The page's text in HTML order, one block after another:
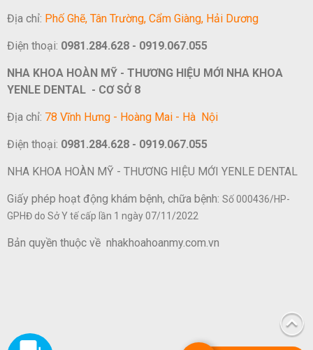
Địa chỉ: Phố Ghẽ, Tân Trường, Cẩm Giàng, Hải Dương
Điện thoại: 0981.284.628 - 0919.067.055
NHA KHOA HOÀN MỸ - THƯƠNG HIỆU MỚI NHA KHOA
YENLE DENTAL - CƠ SỞ 8
Địa chỉ: 78 Vĩnh Hưng - Hoàng Mai - Hà Nội
Điện thoại: 0981.284.628 - 0919.067.055
NHA KHOA HOÀN MỸ - THƯƠNG HIỆU MỚI YENLE DENTAL
Giấy phép hoạt động khám bệnh, chữa bệnh: Số 000436/HP-
GPHĐ do Sở Y tế cấp lần 1 ngày 07/11/2022
Bản quyền thuộc về nhakhoahoanmy.com.vn